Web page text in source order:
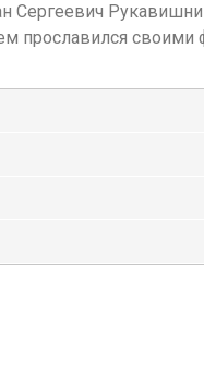
Сергеевич
прославился своими